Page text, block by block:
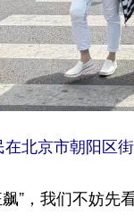
在北京市朝阳区
，我们不妨先